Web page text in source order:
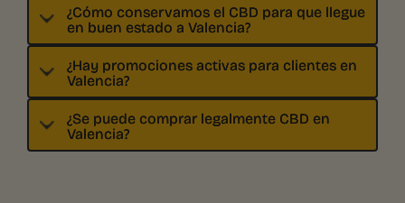
¿Cómo conservamos el CBD para que llegue
en buen estado a Valencia?
¿Hay promociones activas para clientes en
Valencia?
¿Se puede comprar legalmente CBD en
Valencia?